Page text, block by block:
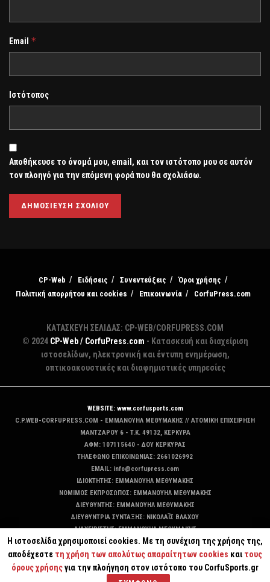
Email *
Ιστότοπος
Αποθήκευσε το όνομά μου, email, και τον ιστότοπο μου σε αυτόν
τον πλοηγό για την επόμενη φορά που θα σχολιάσω.
CP-Web Ειδήσεις Συνεντεύξεις
Όροι χρήσης
Πολιτική απορρήτου και cookies
Επικοινωνία CorfuPress.com
ΚΑΤΑΣΚΕΥΗ ΣΕΛΙΔΑΣ: CP-WEB/CORFUPRESS.COM
© 2024 CP-Web / CorfuPress.com - Κατασκευή και διαχείριση
ιστοσελίδων, ηλεκτρονική και έντυπη ενημέρωση,
οπτικοακουστικές και διαφημιστικές υπηρεσίες
WEBSITE: www.corfusports.com
C.P.WEB-CORFUPRESS.COM - ΕΜΜΑΝΟΥΗΛ ΜΕΘΥΜΑΚΗΣ // ΑΤΟΜΙΚΗ ΕΠΙΧΕΙΡΗΣΗ
MANTZAΡΟΥ 6 - T.K. 49132, ΚΕΡΚΥΡΑ
ΑΦΜ: 107115640 - ΔΟΥ ΚΕΡΚΥΡΑΣ
ΤΗΛΕΦΩΝΟ ΕΠΙΚΟΙΝΩΝΙΑΣ: 2661026992
EMAIL: info@corfupress.com
ΙΔΙΟΚΤΗΤΗΣ: EMMANOYΗΛ ΜΕΘΥΜΑΚΗΣ
ΝΟΜΙΜΟΣ ΕΚΠΡΟΣΩΠΟΣ: EMMANOYΗΛ ΜΕΘΥΜΑΚΗΣ
ΔΙΕΥΘΥΝΤΗΣ: EMMANOYΗΛ ΜΕΘΥΜΑΚΗΣ
ΔΙΕΥΘΥΝΤΡΙΑ ΣΥΝΤΑΞΗΣ: ΝΙΚΟΛΑΪΣ ΒΛΑΧΟΥ
ΔΙΑΧΕΙΡΙΣΤΗΣ: EMMANOYΗΛ ΜΕΘΥΜΑΚΗΣ
ΔΙΚΑΙΟΥΧΟΣ DOMAIN: ΕΜΜΑΝΟΥΗΛ ΜΕΘΥΜΑΚΗΣ
Η ιστοσελίδα χρησιμοποιεί cookies. Με τη συνέχιση της χρήσης της,
αποδέχεστε τη χρήση των απολύτως απαραίτητων cookies και τους
όρους χρήσηςγια την πλοήγηση στον ιστότοπο του CorfuSports.gr